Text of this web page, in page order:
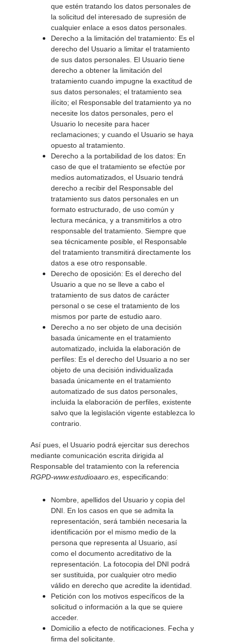
que estén tratando los datos personales de
la solicitud del interesado de supresión de
cualquier enlace a esos datos personales.
Derecho a la limitación del tratamiento: Es el
derecho del Usuario a limitar el tratamiento
de sus datos personales. El Usuario tiene
derecho a obtener la limitación del
tratamiento cuando impugne la exactitud de
sus datos personales; el tratamiento sea
ilícito; el Responsable del tratamiento ya no
necesite los datos personales, pero el
Usuario lo necesite para hacer
reclamaciones; y cuando el Usuario se haya
opuesto al tratamiento.
Derecho a la portabilidad de los datos: En
caso de que el tratamiento se efectúe por
medios automatizados, el Usuario tendrá
derecho a recibir del Responsable del
tratamiento sus datos personales en un
formato estructurado, de uso común y
lectura mecánica, y a transmitirlos a otro
responsable del tratamiento. Siempre que
sea técnicamente posible, el Responsable
del tratamiento transmitirá directamente los
datos a ese otro responsable.
Derecho de oposición: Es el derecho del
Usuario a que no se lleve a cabo el
tratamiento de sus datos de carácter
personal o se cese el tratamiento de los
mismos por parte de estudio aaro.
Derecho a no ser objeto de una decisión
basada únicamente en el tratamiento
automatizado, incluida la elaboración de
perfiles: Es el derecho del Usuario a no ser
objeto de una decisión individualizada
basada únicamente en el tratamiento
automatizado de sus datos personales,
incluida la elaboración de perfiles, existente
salvo que la legislación vigente establezca lo
contrario.
Así pues, el Usuario podrá ejercitar sus derechos
mediante comunicación escrita dirigida al
Responsable del tratamiento con la referencia
RGPD-www.estudioaaro.es , especificando:
Nombre, apellidos del Usuario y copia del
DNI. En los casos en que se admita la
representación, será también necesaria la
identificación por el mismo medio de la
persona que representa al Usuario, así
como el documento acreditativo de la
representación. La fotocopia del DNI podrá
ser sustituida, por cualquier otro medio
válido en derecho que acredite la identidad.
Petición con los motivos específicos de la
solicitud o información a la que se quiere
acceder.
Domicilio a efecto de notificaciones. Fecha y
firma del solicitante.